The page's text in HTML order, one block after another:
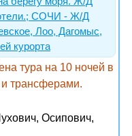
отели.; СОЧИ - Ж/Д
Лоо, Дагомыс,
курорта
тура на 10 ночей в
и трансферами.
Осипович,